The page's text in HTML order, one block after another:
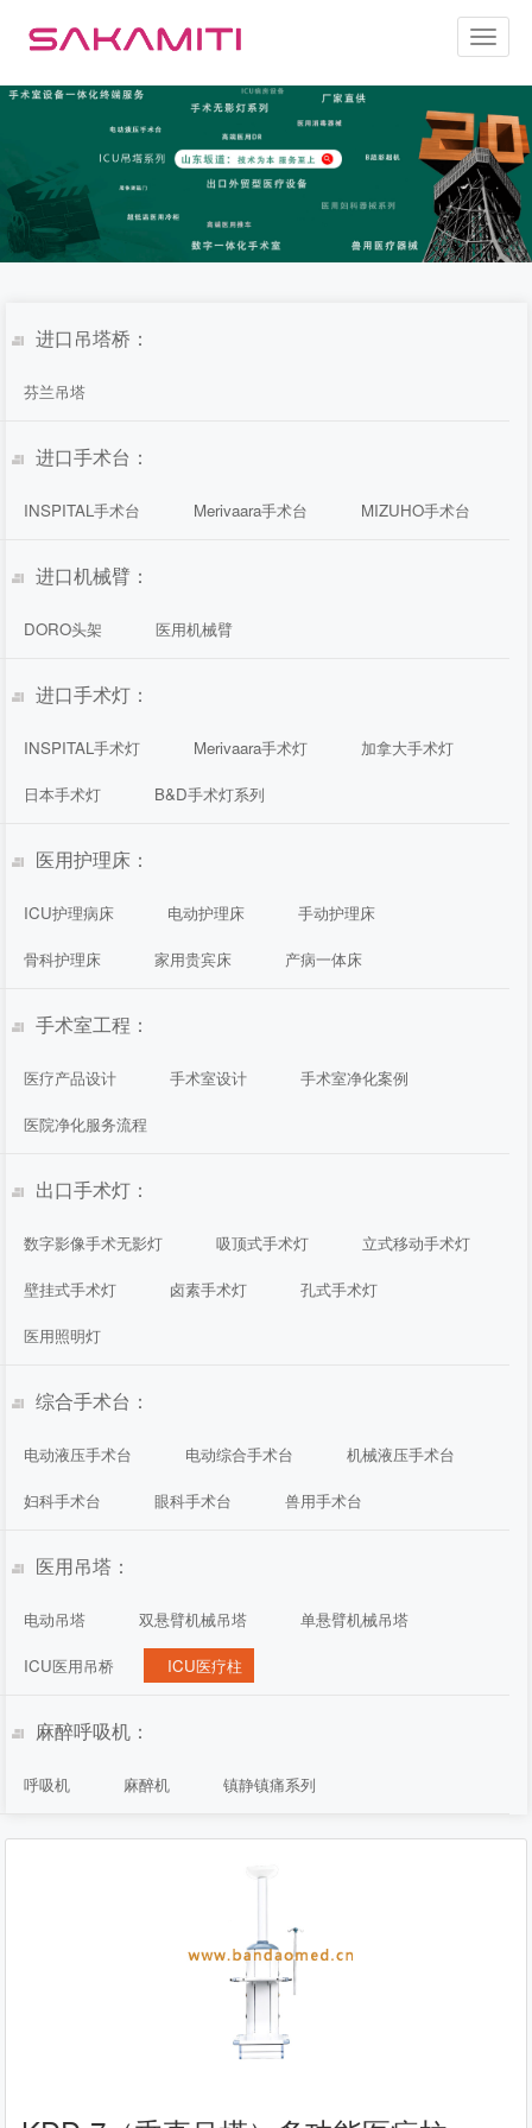
Toggle
进口吊塔桥：
芬兰吊塔
进口手术台：
INSPITAL手术台 Merivaara手术台 MIZUHO手术台
进口机械臂：
DORO头架 医用机械臂
进口手术灯：
INSPITAL手术灯 Merivaara手术灯 加拿大手术灯
日本手术灯 B&D手术灯系列
医用护理床：
ICU护理病床 电动护理床 手动护理床
骨科护理床 家用贵宾床 产病一体床
手术室工程：
医疗产品设计 手术室设计 手术室净化案例
医院净化服务流程
出口手术灯：
数字影像手术无影灯 吸顶式手术灯 立式移动手术灯
壁挂式手术灯 卤素手术灯 孔式手术灯
医用照明灯
综合手术台：
电动液压手术台 电动综合手术台 机械液压手术台
妇科手术台 眼科手术台 兽用手术台
医用吊塔：
电动吊塔 双悬臂机械吊塔 单悬臂机械吊塔
ICU医用吊桥 ICU医疗柱
麻醉呼吸机：
呼吸机 麻醉机 镇静镇痛系列